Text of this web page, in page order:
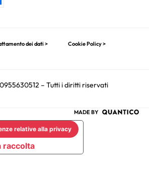
dei dati >
Cookie Policy >
– Tutti i diritti riservati
MADE BY
raccolta
relative alla privacy